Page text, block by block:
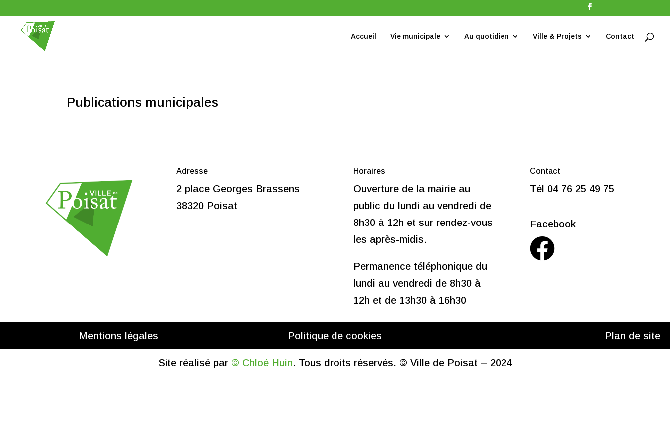
Accueil Vie municipale Au quotidien Ville & Projets Contact
Publications municipales
Adresse
2 place Georges Brassens
38320 Poisat
Horaires
Ouverture de la mairie au
public du lundi au vendredi de
8h30 à 12h et sur rendez-vous
les après-midis.
Permanence téléphonique du
lundi au vendredi de 8h30 à
12h et de 13h30 à 16h30
Contact
Tél 04 76 25 49 75
Facebook
Mentions légales Politique de cookies Plan de site
Site réalisé par © Chloé Huin. Tous droits réservés. © Ville de Poisat – 2024